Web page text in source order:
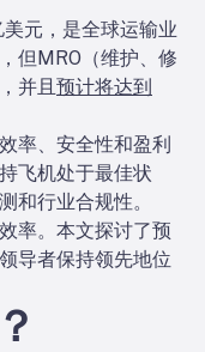
元，是全球运输业
但MRO（维护、修
并且 预计将达到
率、安全性和盈利
飞机处于最佳状
和行业合规性。
率。本文探讨了预
导者保持领先地位